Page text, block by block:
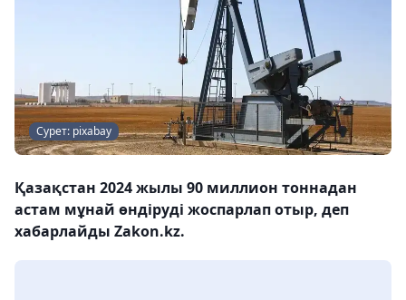
Сурет: pixabay
Қазақстан 2024 жылы 90 миллион тоннадан
астам мұнай өндіруді жоспарлап отыр, деп
хабарлайды Zakon.kz.